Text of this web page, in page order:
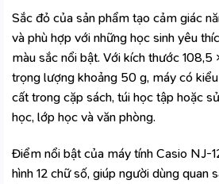
Sắc đỏ của sản phẩm tạo cảm giác
và phù hợp với những học sinh yêu
màu sắc nổi bật. Với kích thước
trọng lượng khoảng 50 g, máy có
cất trong cặp sách, túi học tập hoặc
học, lớp học và văn phòng.
Điểm nổi bật của máy tính Casio NJ-
hình 12 chữ số, giúp người dùng quan